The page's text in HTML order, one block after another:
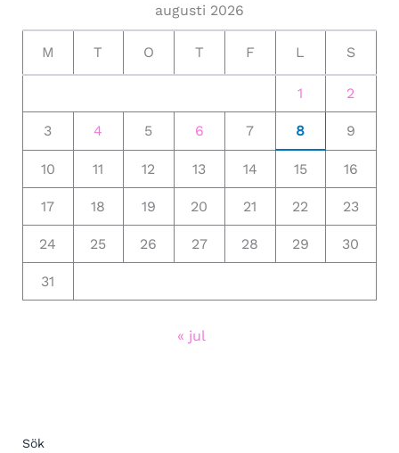
augusti 2026
M T O T F L S
1 2
3 4 5 6 7 8 9
10 11 12 13 14 15 16
17 18 19 20 21 22 23
24 25 26 27 28 29 30
31
« jul
Sök